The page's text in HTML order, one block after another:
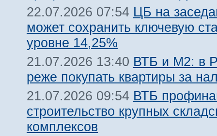
22.07.2026 07:54 ЦБ на
может сохранить ключевую
уровне 14,25%
21.07.2026 13:40 ВТБ и М2: в
реже покупать квартиры за
21.07.2026 09:54 ВТБ
строительство крупных
комплексов